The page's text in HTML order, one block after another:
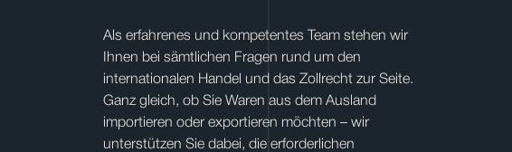
Als erfahrenes und kompetentes Team stehen wir
Ihnen bei sämtlichen Fragen rund um den
internationalen Handel und das Zollrecht zur Seite.
Ganz gleich, ob Sie Waren aus dem Ausland
importieren oder exportieren möchten – wir
unterstützen Sie dabei, die erforderlichen